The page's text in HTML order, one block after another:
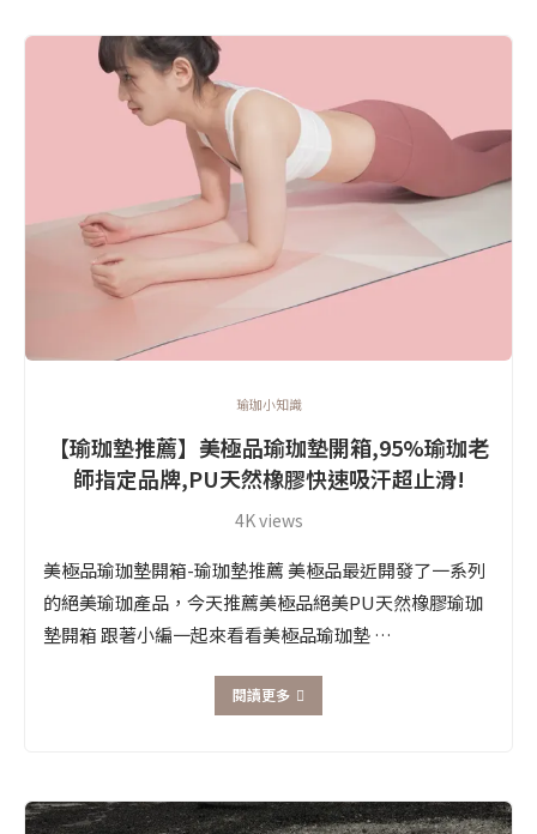
瑜珈小知識
【瑜珈墊推薦】美極品瑜珈墊開箱,95%瑜珈老
師指定品牌,PU天然橡膠快速吸汗超止滑!
4K views
美極品瑜珈墊開箱-瑜珈墊推薦 美極品最近開發了一系列
的絕美瑜珈產品，今天推薦美極品絕美PU天然橡膠瑜珈
墊開箱 跟著小編一起來看看美極品瑜珈墊 …
閱讀更多